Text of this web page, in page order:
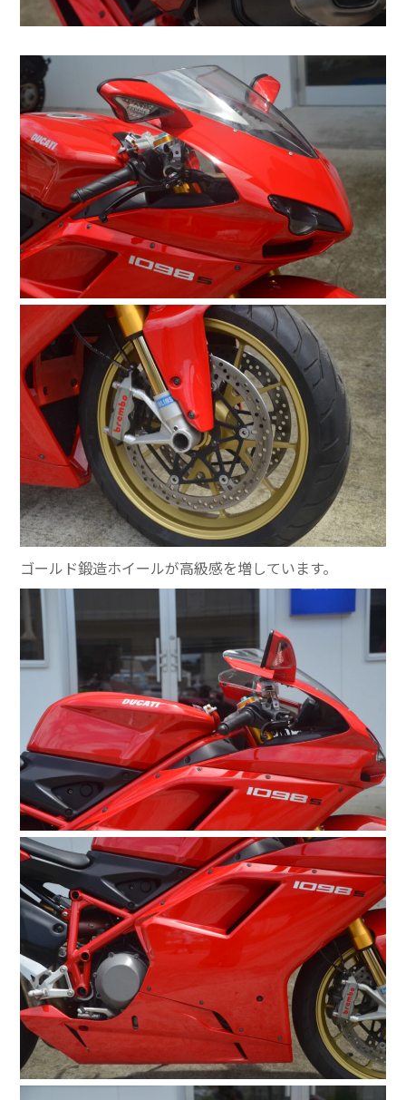
ゴールド鍛造ホイールが高級感を増しています。